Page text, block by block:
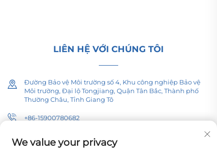
LIÊN HỆ VỚI CHÚNG TÔI
Đường Bảo vệ Môi trường số 4, Khu công nghiệp Bảo vệ
Môi trường, Đại lộ Tongjiang, Quận Tân Bắc, Thành phố
Thường Châu, Tỉnh Giang Tô
+86-15900780682
[email protected]
We value your privacy